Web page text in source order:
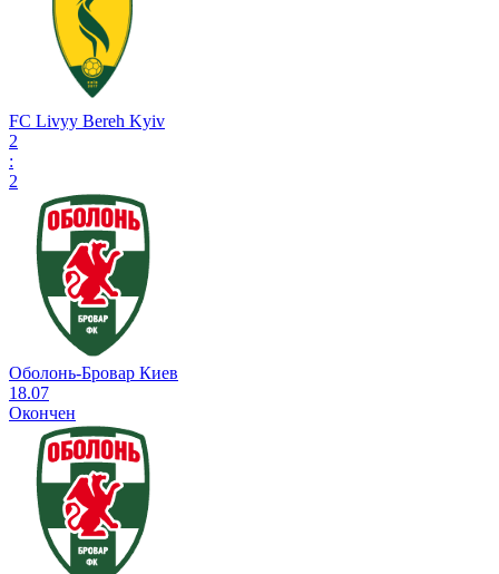
FC Livyy Bereh Kyiv
2
:
2
Оболонь-Бровар Киев
18.07
Окончен